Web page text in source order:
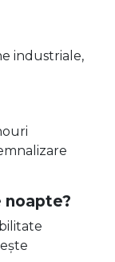
industriale,